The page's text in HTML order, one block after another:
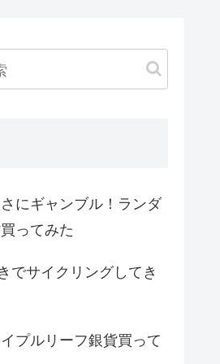
さにギャンブル！ランダ
ってみた
でサイクリングしてき
プルリーフ銀貨買って